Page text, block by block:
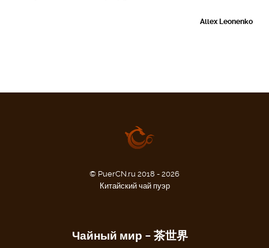
Allex Leonenko
© PuerCN.ru 2018 - 2026
Китайский чай пуэр
Чайный мир – 茶世界